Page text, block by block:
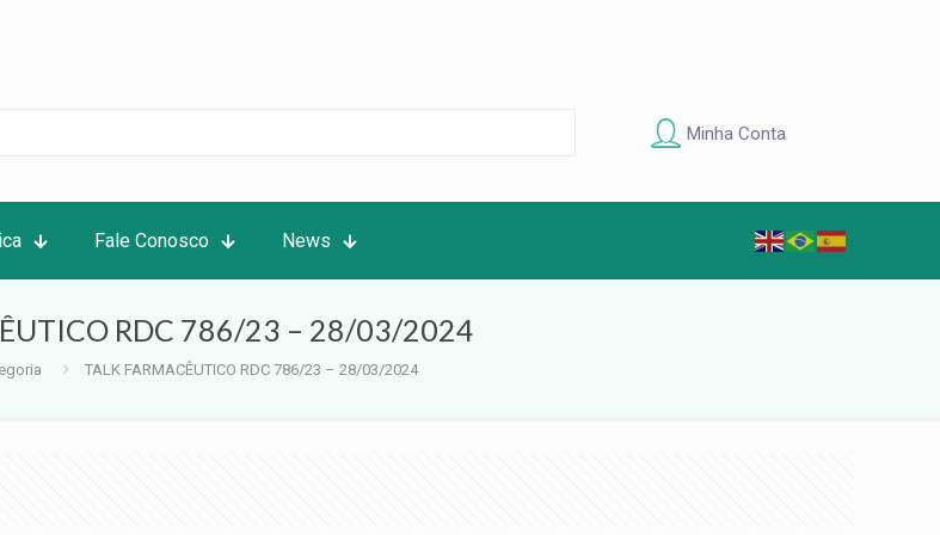
Minha Conta
Fale Conosco News
RDC 786/23 – 28/03/2024
TALK FARMACÊUTICO RDC 786/23 – 28/03/2024